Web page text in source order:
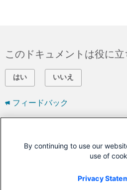
このドキュメントは役に
はい いいえ
フィードバック
サポート ケースをオープン
By continuing to use our
use of
Privacy